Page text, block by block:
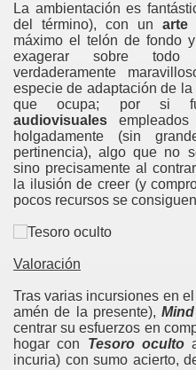
La ambientación es
del término), con un arte
máximo el telón de fondo
exagerar sobre todo
verdaderamente
especie de adaptación de
que ocupa; por si
audiovisuales
holgadamente (sin
pertinencia), algo que no
sino precisamente al
la ilusión de creer (y
pocos recursos se
Valoración
Tras varias incursiones en
amén de la presente),
centrar su esfuerzos en
hogar con Tesoro oculto
incuria) con sumo acierto,